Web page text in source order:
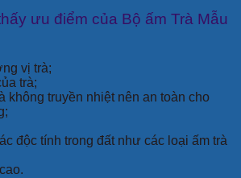
ưu điểm của Bộ ấm Trà Mẫu
vị trà;
trà;
không truyền nhiệt nên an toàn cho
độc tính trong đất như các loại ấm trà